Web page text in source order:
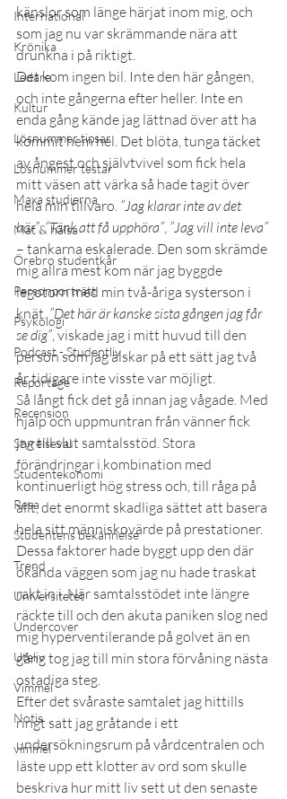
International
Krönika
Ledare
Kultur
Lösnummer tipsar
Lösnummer testar
Maxa studierna
Mat & hälsa
Örebro studentkår
Personporträtt
Psykologi
Podcast - Studentliv
Reportage
Recension
Styrelseval
Studentekonomi
Resa
Studentens bekännelse
Trend
Universitetet
Undercover
Uteliv
Vimmel
Notis
vimmel
känslor som länge härjat inom mig, och
som jag nu var skrämmande nära att
drunkna i på riktigt.
Det kom ingen bil. Inte den här gången,
och inte gångerna efter heller. Inte en
enda gång kände jag lättnad över att ha
kommit hem hel. Det blöta, tunga täcket
av ångest och självtvivel som fick hela
mitt väsen att värka så hade tagit över
hela min tillvaro. ”Jag klarar inte av det
här”, ”Tänk att få upphöra”, ”Jag vill inte leva”
– tankarna eskalerade. Den som skrämde
mig allra mest kom när jag byggde
legotorn med min två-åriga systerson i
knät. ”Det här är kanske sista gången jag får
se dig”, viskade jag i mitt huvud till den
person som jag älskar på ett sätt jag två
år tidigare inte visste var möjligt.
Så långt fick det gå innan jag vågade. Med
hjälp och uppmuntran från vänner fick
jag till slut samtalsstöd. Stora
förändringar i kombination med
kontinuerligt hög stress och, till råga på
allt, det enormt skadliga sättet att basera
hela sitt människovärde på prestationer.
Dessa faktorer hade byggt upp den där
ökända väggen som jag nu hade traskat
rakt in i. När samtalsstödet inte längre
räckte till och den akuta paniken slog ned
mig hyperventilerande på golvet än en
gång tog jag till min stora förvåning nästa
ostadiga steg.
Efter det svåraste samtalet jag hittills
ringt satt jag gråtande i ett
undersökningsrum på vårdcentralen och
läste upp ett klotter av ord som skulle
beskriva hur mitt liv sett ut den senaste